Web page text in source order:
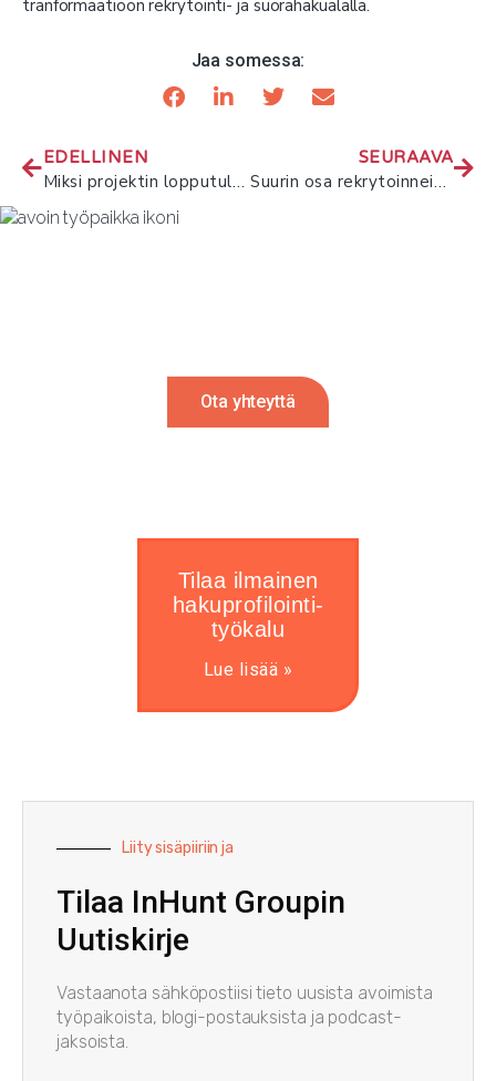
tranformaatioon rekrytointi- ja suorahakualalla.
Jaa somessa:
EDELLINEN
Miksi projektin lopputulos ei vastaa odotuksia?
SEURAAVA
Suurin osa rekrytoinneista tyydyttäviä
Ota yhteyttä
Tilaa ilmainen
hakuprofilointi-
työkalu
Lue lisää »
Liity sisäpiiriin ja
Tilaa InHunt Groupin
Uutiskirje
Vastaanota sähköpostiisi tieto uusista avoimista
työpaikoista, blogi-postauksista ja podcast-
jaksoista.